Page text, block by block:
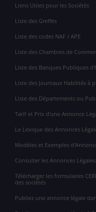
Liens Utiles pour les Sociétés
Liste des Greffes
Liste des codes NAF / APE
Liste des Chambres de
Liste des Banques Publiques
Liste des Journaux Habilités à
Liste des Départements ou
Tarif et Prix d'une Annonce
Le Lexique des Annonces
Modèles et Exemples
Consulter les Annonces
Télécharger les formulaires
des sociétés
Publiez une annonce légale